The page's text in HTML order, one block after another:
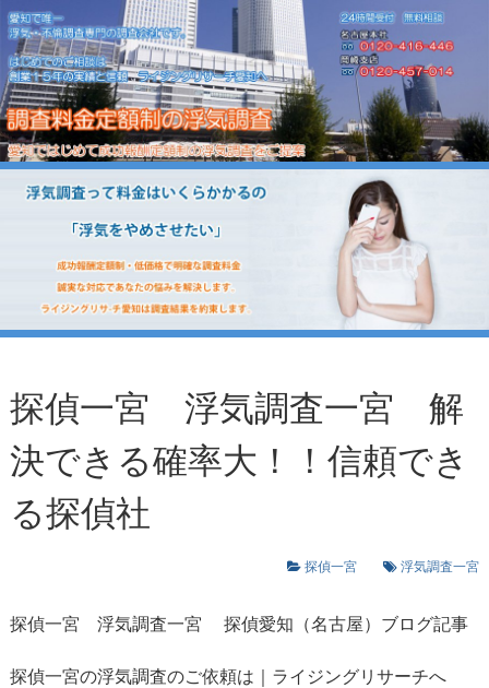
探偵一宮 浮気調査一宮 解
決できる確率大！！信頼でき
る探偵社
探偵一宮 浮気調査一宮
探偵一宮 浮気調査一宮 探偵愛知（名古屋）ブログ記事
探偵一宮の浮気調査のご依頼は｜ライジングリサーチへ